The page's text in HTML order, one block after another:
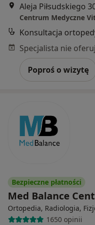
Aleja Piłsudskiego
Centrum Medyczne
Konsultacja
Poproś o wizytę
Bezpieczne płatności
Med Balance
Ortopedia, Radiologia,
1650 opinii